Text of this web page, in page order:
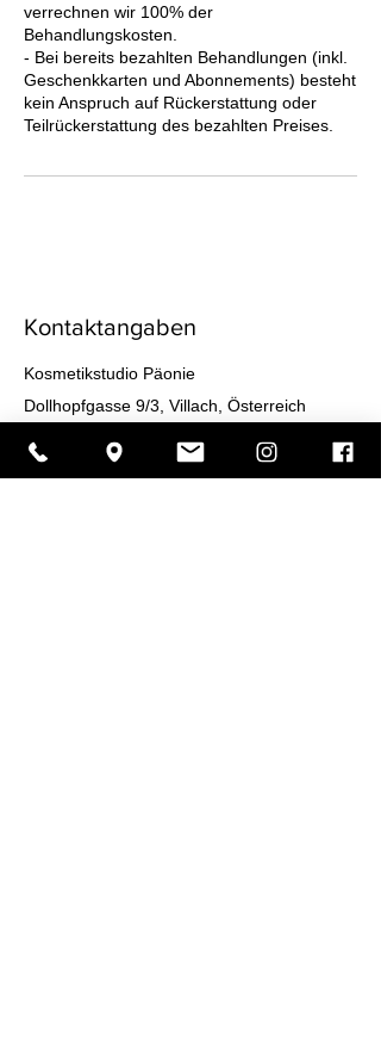
verrechnen wir 100% der
Behandlungskosten.
- Bei bereits bezahlten Behandlungen (inkl.
Geschenkkarten und Abonnements) besteht
kein Anspruch auf Rückerstattung oder
Teilrückerstattung des bezahlten Preises.
Kontaktangaben
Kosmetikstudio Päonie
Dollhopfgasse 9/3, Villach, Österreich